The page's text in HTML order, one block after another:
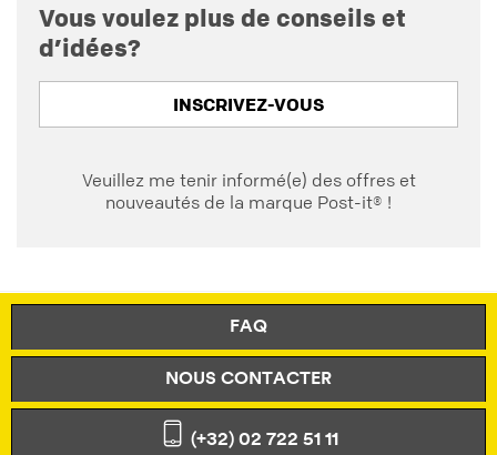
Vous voulez plus de conseils et
d’idées?
INSCRIVEZ-VOUS
Veuillez me tenir informé(e) des offres et
nouveautés de la marque Post-it® !
FAQ
NOUS CONTACTER
(+32) 02 722 51 11